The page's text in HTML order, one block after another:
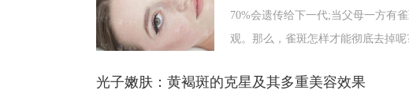
70%会遗传给下一代;当父母一方有
观。那么，雀斑怎样才能彻底去掉呢
光子嫩肤：黄褐斑的克星及其多重美容效果